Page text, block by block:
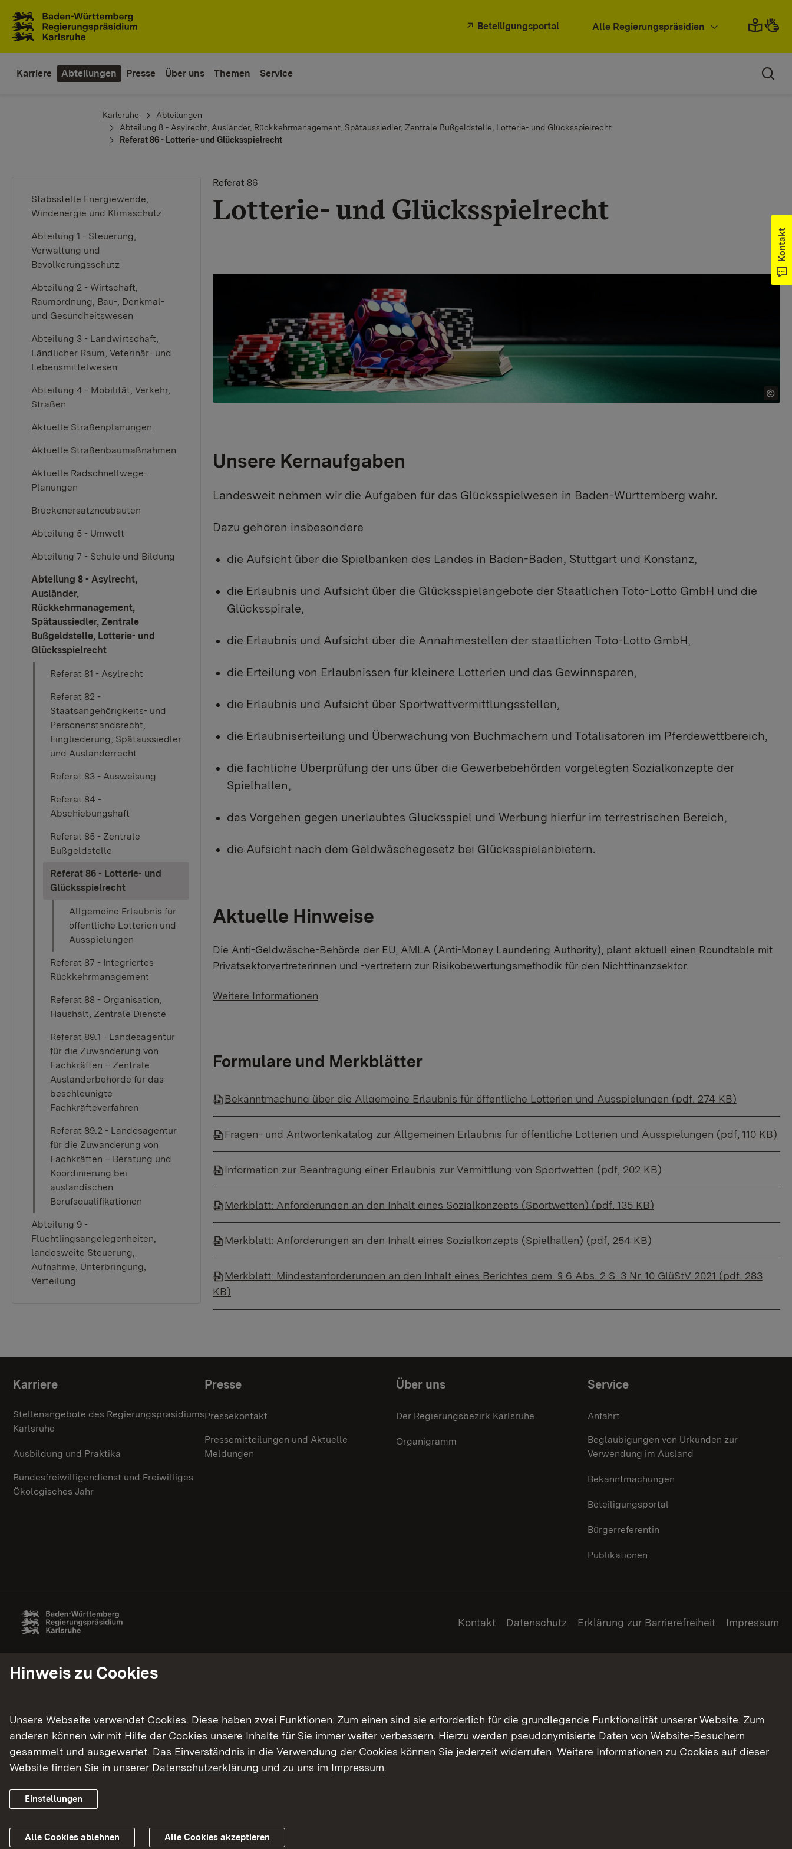
Beteiligungsportal Alle Regierungspräsidien
Karriere Abteilungen Presse Über uns Themen Service
You are here:
Karlsruhe
Abteilungen
Abteilung 8 - Asylrecht, Ausländer, Rückkehrmanagement, Spätaussiedler, Zentrale Bußgeldstelle, Lotterie- und Glücksspielrecht
Referat 86 - Lotterie- und Glücksspielrecht
Stabsstelle Energiewende,
Windenergie und Klimaschutz
Abteilung 1 - Steuerung,
Verwaltung und
Bevölkerungsschutz
Abteilung 2 - Wirtschaft,
Raumordnung, Bau-, Denkmal-
und Gesundheitswesen
Abteilung 3 - Landwirtschaft,
Ländlicher Raum, Veterinär- und
Lebensmittelwesen
Abteilung 4 - Mobilität, Verkehr,
Straßen
Aktuelle Straßenplanungen
Aktuelle Straßenbaumaßnahmen
Aktuelle Radschnellwege-
Planungen
Brückenersatzneubauten
Abteilung 5 - Umwelt
Abteilung 7 - Schule und Bildung
Abteilung 8 - Asylrecht,
Ausländer,
Rückkehrmanagement,
Spätaussiedler, Zentrale
Bußgeldstelle, Lotterie- und
Glücksspielrecht
Referat 81 - Asylrecht
Referat 82 -
Staatsangehörigkeits- und
Personenstandsrecht,
Eingliederung, Spätaussiedler
und Ausländerrecht
Referat 83 - Ausweisung
Referat 84 -
Abschiebungshaft
Referat 85 - Zentrale
Bußgeldstelle
Referat 86 - Lotterie- und
Glücksspielrecht(current)
Allgemeine Erlaubnis für
öffentliche Lotterien und
Ausspielungen
Referat 87 - Integriertes
Rückkehrmanagement
Referat 88 - Organisation,
Haushalt, Zentrale Dienste​​
Referat 89.1 - Landesagentur
für die Zuwanderung von
Fachkräften – Zentrale
Ausländerbehörde für das
beschleunigte
Fachkräfteverfahren
Referat 89.2 - Landesagentur
für die Zuwanderung von
Fachkräften – Beratung und
Koordinierung bei
ausländischen
Berufsqualifikationen
Abteilung 9 -
Flüchtlingsangelegenheiten,
landesweite Steuerung,
Aufnahme, Unterbringung,
Verteilung
Referat 86
Lotterie- und Glücksspielrecht
Unsere Kernaufgaben
Landesweit nehmen wir die Aufgaben für das Glücksspielwesen in Baden-Württemberg wahr.
Dazu gehören insbesondere
die Aufsicht über die Spielbanken des Landes in Baden-Baden, Stuttgart und Konstanz,
die Erlaubnis und Aufsicht über die Glücksspielangebote der Staatlichen Toto-Lotto GmbH und die
Glücksspirale,
die Erlaubnis und Aufsicht über die Annahmestellen der staatlichen Toto-Lotto GmbH,
die Erteilung von Erlaubnissen für kleinere Lotterien und das Gewinnsparen,
die Erlaubnis und Aufsicht über Sportwettvermittlungsstellen,
die Erlaubniserteilung und Überwachung von Buchmachern und Totalisatoren im Pferdewettbereich,
die fachliche Überprüfung der uns über die Gewerbebehörden vorgelegten Sozialkonzepte der
Spielhallen,
das Vorgehen gegen unerlaubtes Glücksspiel und Werbung hierfür im terrestrischen Bereich,
die Aufsicht nach dem Geldwäschegesetz bei Glücksspielanbietern.
Aktuelle Hinweise
Die Anti-Geldwäsche-Behörde der EU, AMLA (Anti-Money Laundering Authority), plant aktuell einen Roundtable mit
Privatsektorvertreterinnen und -vertretern zur Risikobewertungsmethodik für den Nichtfinanzsektor.
Weitere Informationen
Formulare und Merkblätter
Bekanntmachung über die Allgemeine Erlaubnis für öffentliche Lotterien und Ausspielungen (pdf, 274 KB)
Fragen- und Antwortenkatalog zur Allgemeinen Erlaubnis für öffentliche Lotterien und Ausspielungen (pdf, 110 KB)
Information zur Beantragung einer Erlaubnis zur Vermittlung von Sportwetten (pdf, 202 KB)
Merkblatt: Anforderungen an den Inhalt eines Sozialkonzepts (Sportwetten) (pdf, 135 KB)
Merkblatt: Anforderungen an den Inhalt eines Sozialkonzepts (Spielhallen) (pdf, 254 KB)
Merkblatt: Mindestanforderungen an den Inhalt eines Berichtes gem. § 6 Abs. 2 S. 3 Nr. 10 GlüStV 2021 (pdf, 283
KB)
Kontakt
Themenübersicht
Karriere
Stellenangebote des Regierungspräsidiums
Karlsruhe
Ausbildung und Praktika
Bundesfreiwilligendienst und Freiwilliges
Ökologisches Jahr
Presse
Pressekontakt
Pressemitteilungen und Aktuelle
Meldungen
Über uns
Der Regierungsbezirk Karlsruhe
Organigramm
Service
Anfahrt
Beglaubigungen von Urkunden zur
Verwendung im Ausland
Bekanntmachungen
Beteiligungsportal
Bürgerreferentin
Publikationen
Kontakt Datenschutz Erklärung zur Barrierefreiheit Impressum
Hinweis zu Cookies
Unsere Webseite verwendet Cookies. Diese haben zwei Funktionen: Zum einen sind sie erforderlich für die grundlegende Funktionalität unserer Website. Zum
anderen können wir mit Hilfe der Cookies unsere Inhalte für Sie immer weiter verbessern. Hierzu werden pseudonymisierte Daten von Website-Besuchern
gesammelt und ausgewertet. Das Einverständnis in die Verwendung der Cookies können Sie jederzeit widerrufen. Weitere Informationen zu Cookies auf dieser
Website finden Sie in unserer Datenschutzerklärung und zu uns im Impressum.
Einstellungen
Alle Cookies ablehnen Alle Cookies akzeptieren